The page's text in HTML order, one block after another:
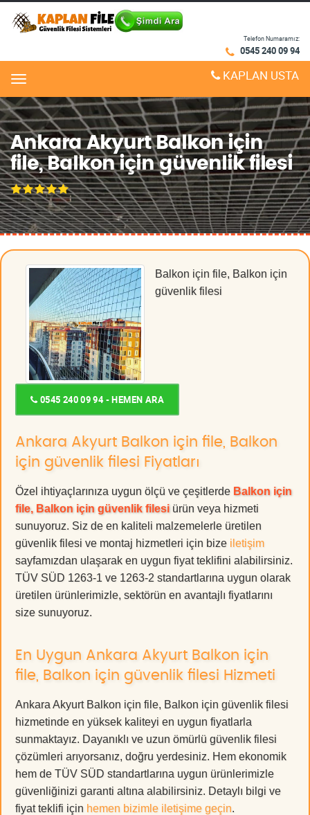
Telefon Numaramız:
0545 240 09 94
Menu KAPLAN USTA
Ankara Akyurt Balkon için
file, Balkon için güvenlik filesi
Balkon için file, Balkon için
güvenlik filesi
0545 240 09 94 - HEMEN ARA
Ankara Akyurt Balkon için file, Balkon
için güvenlik filesi Fiyatları
Özel ihtiyaçlarınıza uygun ölçü ve çeşitlerde Balkon için
file, Balkon için güvenlik filesi ürün veya hizmeti
sunuyoruz. Siz de en kaliteli malzemelerle üretilen
güvenlik filesi ve montaj hizmetleri için bize iletişim
sayfamızdan ulaşarak en uygun fiyat teklifini alabilirsiniz.
TÜV SÜD 1263-1 ve 1263-2 standartlarına uygun olarak
üretilen ürünlerimizle, sektörün en avantajlı fiyatlarını
size sunuyoruz.
En Uygun Ankara Akyurt Balkon için
file, Balkon için güvenlik filesi Hizmeti
Ankara Akyurt Balkon için file, Balkon için güvenlik filesi
hizmetinde en yüksek kaliteyi en uygun fiyatlarla
sunmaktayız. Dayanıklı ve uzun ömürlü güvenlik filesi
çözümleri arıyorsanız, doğru yerdesiniz. Hem ekonomik
hem de TÜV SÜD standartlarına uygun ürünlerimizle
güvenliğinizi garanti altına alabilirsiniz. Detaylı bilgi ve
fiyat teklifi için hemen bizimle iletişime geçin.